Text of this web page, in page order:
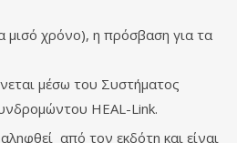
μισό χρόνο), η πρόσβαση για τα
μέσω του Συστήματος
HEAL-Link.
από τον εκδότη και είναι